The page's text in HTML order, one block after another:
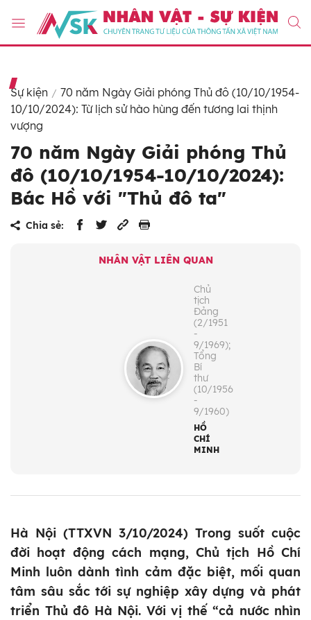
Sự kiện
70 năm Ngày Giải phóng Thủ đô (10/10/1954-
10/10/2024): Từ lịch sử hào hùng đến tương lai thịnh
vượng
70 năm Ngày Giải phóng Thủ
đô (10/10/1954-10/10/2024):
Bác Hồ với "Thủ đô ta"
Chia sẻ:
NHÂN VẬT LIÊN QUAN
Chủ
tịch
Đảng
(2/1951
-
9/1969);
Tổng
Bí
thư
(10/1956
-
9/1960)
HỒ
CHÍ
MINH
Hà Nội (TTXVN 3/10/2024) Trong suốt cuộc
đời hoạt động cách mạng, Chủ tịch Hồ Chí
Minh luôn dành tình cảm đặc biệt, mối quan
tâm sâu sắc tới sự nghiệp xây dựng và phát
triển Thủ đô Hà Nội. Với vị thế “cả nước nhìn